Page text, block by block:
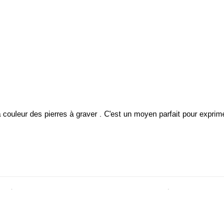
des pierres à graver . C'est un moyen parfait pour